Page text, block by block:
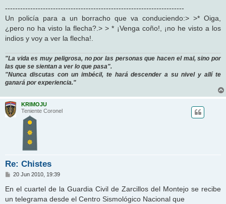
-----------------------------------------------------------------------
Un policía para a un borracho que va conduciendo:> >* Oiga,
¿pero no ha visto la flecha?.> > * ¡Venga coño!, ¡no he visto a los
indios y voy a ver la flecha!.
"La vida es muy peligrosa, no por las personas que hacen el mal, sino por
las que se sientan a ver lo que pasa".
"Nunca discutas con un imbécil, te hará descender a su nivel y allí te
ganará por experiencia."
KRIMOJU
Teniente Coronel
Re: Chistes
M
n
s
a
20 Jun 2010, 19:39
En el cuartel de la Guardia Civil de Zarcillos del Montejo se recibe
un telegrama desde el Centro Sismológico Nacional que